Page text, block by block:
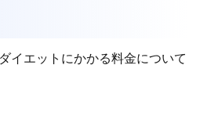
イエットにかかる料金について